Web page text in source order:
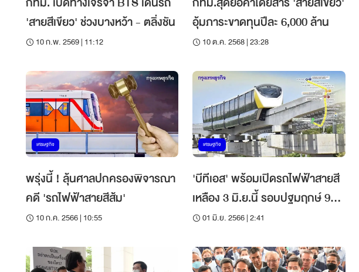
'สายสีเขียว' ช่วงบางหว้า - ตลิ่งชัน
10 ก.พ. 2569 | 11:12
อุ้มภาระขาดทุนปีละ 6,000 ล้าน
10 ต.ค. 2568 | 23:28
เศรษฐกิจ
พรุ่งนี้ ! ลุ้นศาลปกครองพิจารณา
คดี 'รถไฟฟ้าสายสีส้ม'
10 ก.ค. 2566 | 10:55
เศรษฐกิจ
'บีทีเอส' พร้อมเปิดรถไฟฟ้าสายสี
เหลือง 3 มิ.ย.นี้ รอบปฐมฤกษ์ 9
โมง01 มิ.ย. 2566 | 2:41